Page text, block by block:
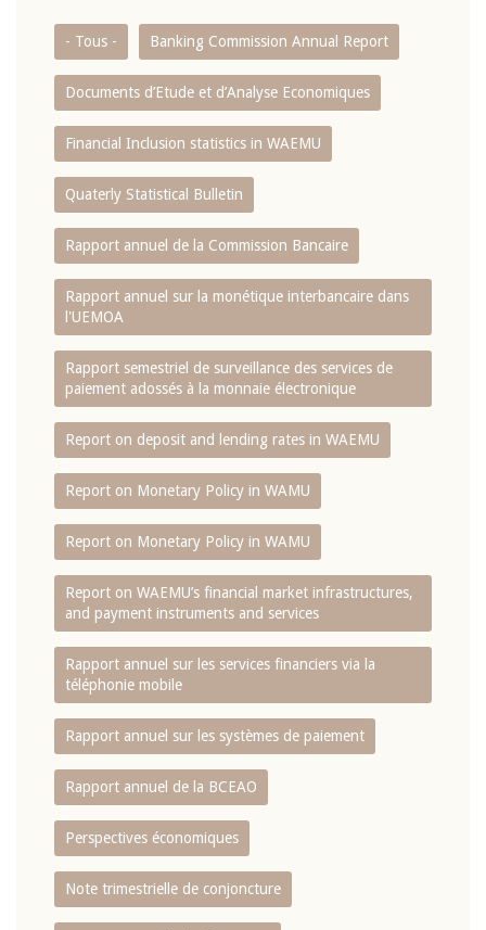
- Tous - Banking Commission Annual Report
Documents d’Etude et d’Analyse Economiques
Financial Inclusion statistics in WAEMU
Quaterly Statistical Bulletin
Rapport annuel de la Commission Bancaire
Rapport annuel sur la monétique interbancaire dans
l'UEMOA
Rapport semestriel de surveillance des services de
paiement adossés à la monnaie électronique
Report on deposit and lending rates in WAEMU
Report on Monetary Policy in WAMU
Report on Monetary Policy in WAMU
Report on WAEMU’s financial market infrastructures,
and payment instruments and services
Rapport annuel sur les services financiers via la
téléphonie mobile
Rapport annuel sur les systèmes de paiement
Rapport annuel de la BCEAO
Perspectives économiques
Note trimestrielle de conjoncture